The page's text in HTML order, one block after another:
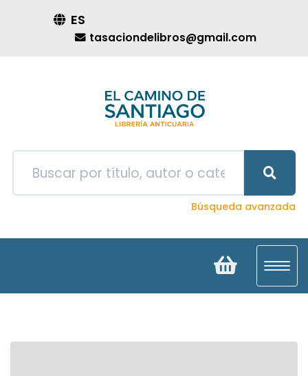
ES
tasaciondelibros@gmail.com
Búsqueda avanzada